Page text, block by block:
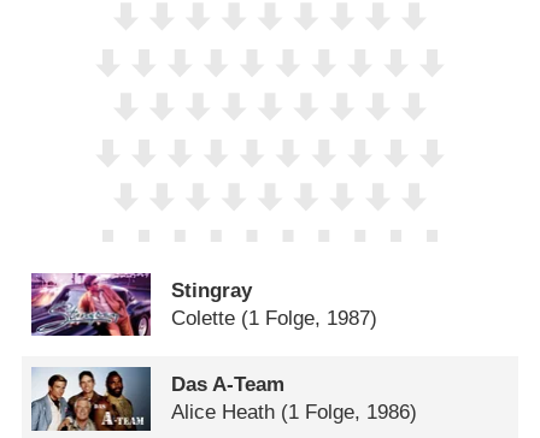
Stingray
Colette (1 Folge, 1987)
Das A-Team
Alice Heath (1 Folge, 1986)